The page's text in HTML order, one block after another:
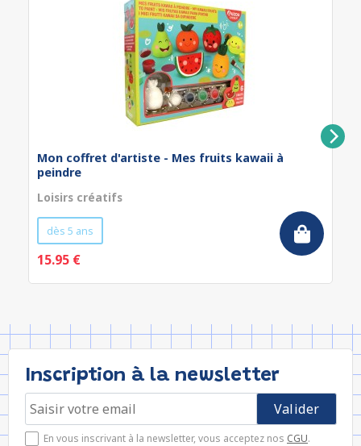
Mon coffret d'artiste - Mes fruits kawaii à
peindre
Loisirs créatifs
dès 5 ans
15.95 €
Inscription à la newsletter
En vous inscrivant à la newsletter, vous acceptez nos CGU.